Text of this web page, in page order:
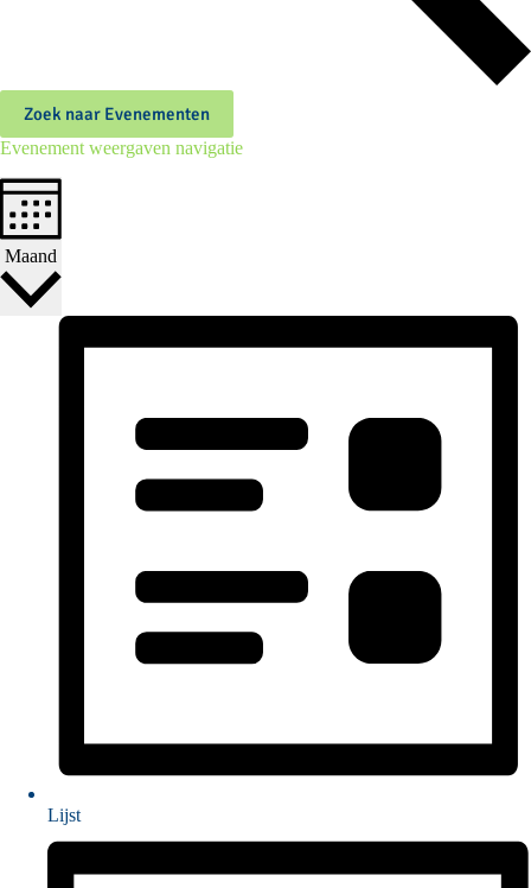
Zoek naar Evenementen
Evenement weergaven navigatie
Maand
Lijst